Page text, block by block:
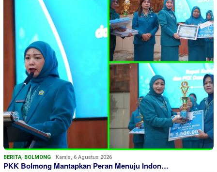
BERITA, BOLMONG Kamis, 6 Agustus 2026
PKK Bolmong Mantapkan Peran Menuju Indon…